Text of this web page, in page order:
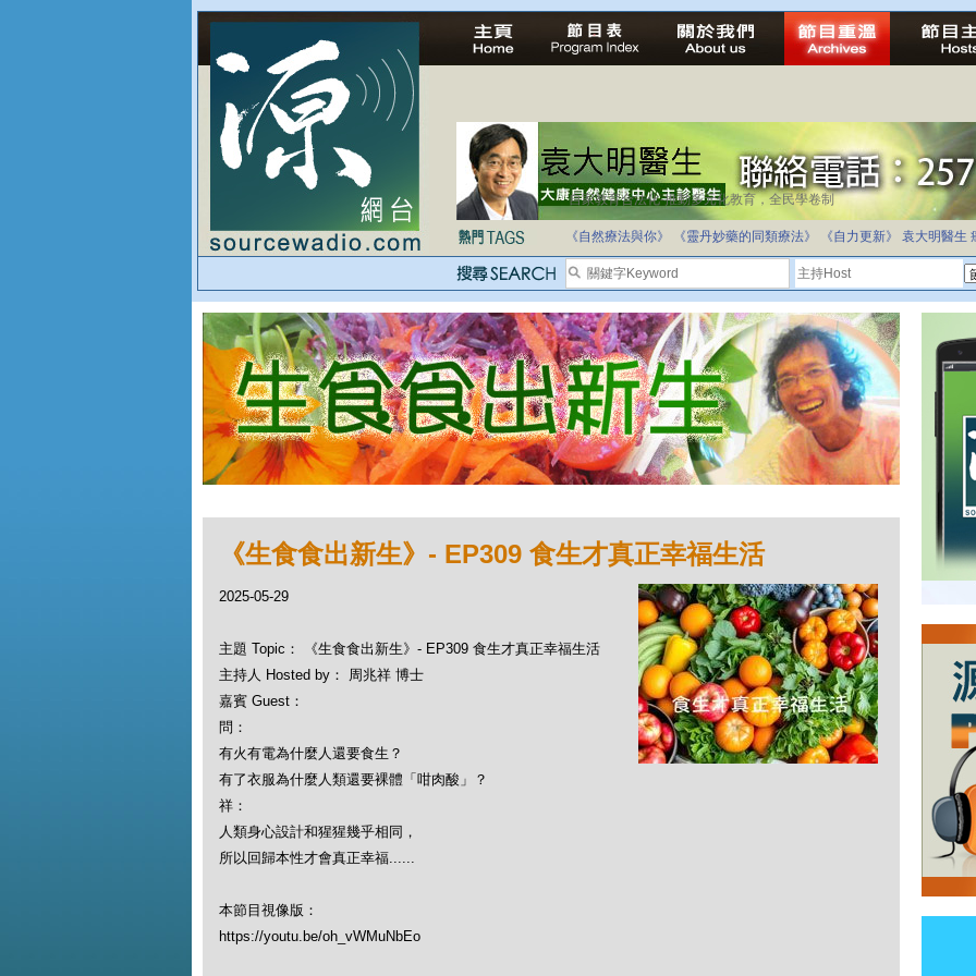
自家教育合法化-推動多元化教育，全民學卷制
《自然療法與你》 《靈丹妙藥的同類療法》 《自力更新》 袁大明醫生
《生食食出新生》- EP309 食生才真正幸福生活
2025-05-29
主題 Topic： 《生食食出新生》- EP309 食生才真正幸福生活
主持人 Hosted by： 周兆祥 博士
嘉賓 Guest：
問：
有火有電為什麼人還要食生？
有了衣服為什麼人類還要裸體「咁肉酸」？
祥：
人類身心設計和猩猩幾乎相同，
所以回歸本性才會真正幸福......
本節目視像版：
https://youtu.be/oh_vWMuNbEo